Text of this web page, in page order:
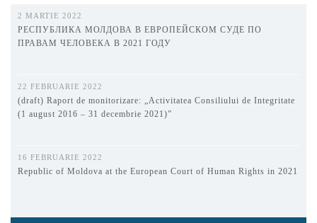
2 MARTIE 2022
РЕСПУБЛИКА МОЛДОВА В ЕВРОПЕЙСКОМ СУДЕ ПО
ПРАВАМ ЧЕЛОВЕКА В 2021 ГОДУ
22 FEBRUARIE 2022
(draft) Raport de monitorizare: „Activitatea Consiliului de Integritate
(1 august 2016 – 31 decembrie 2021)”
16 FEBRUARIE 2022
Republic of Moldova at the European Court of Human Rights in 2021